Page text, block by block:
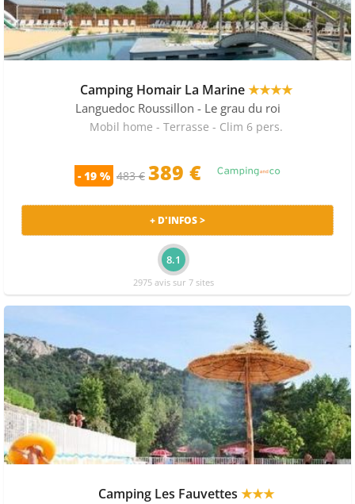
Camping Homair La Marine★★★★
Languedoc Roussillon - Le grau du roi
Mobil home - Terrasse - Clim 6 pers.
- 19 % 483 € 389 €
+ D'INFOS >
8.1
2975 avis sur 7 sites
Camping Les Fauvettes ★★★